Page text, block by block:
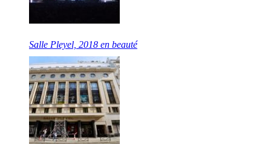
Salle Pleyel, 2018 en beauté